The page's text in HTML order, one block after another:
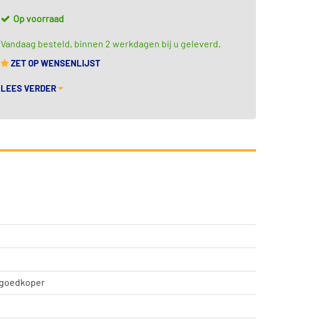
Op voorraad
Vandaag besteld, binnen 2 werkdagen bij u geleverd.
ZET OP WENSENLIJST
LEES VERDER